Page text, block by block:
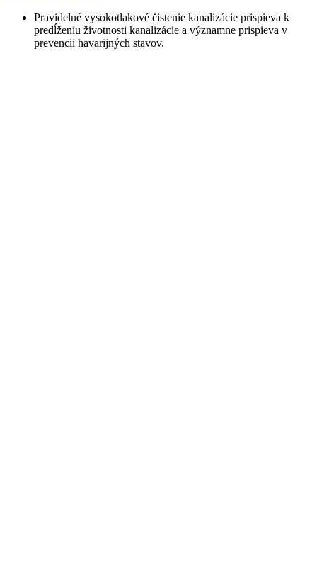
Pravidelné vysokotlakové čistenie kanalizácie prispieva k
predĺženiu životnosti kanalizácie a významne prispieva v
prevencii havarijných stavov.